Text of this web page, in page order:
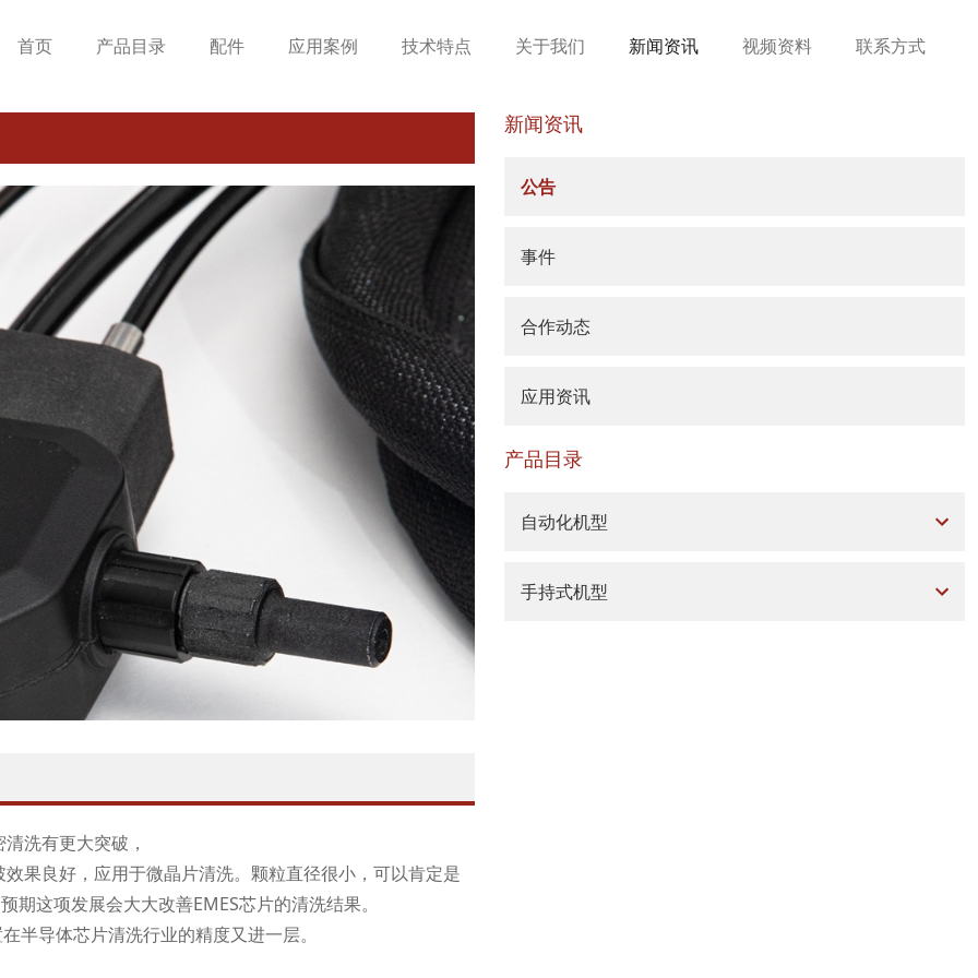
首页 产品目录 配件 应用案例 技术特点 关于我们 新闻资讯 视频资料 联系方式
洗有更大突破，
果良好，应用于微晶片清洗。颗粒直径很小，可以肯定是
这项发展会大大改善EMES芯片的清洗结果。
半导体芯片清洗行业的精度又进一层。
新闻资讯
公告
事件
合作动态
应用资讯
产品目录
自动化机型
手持式机型